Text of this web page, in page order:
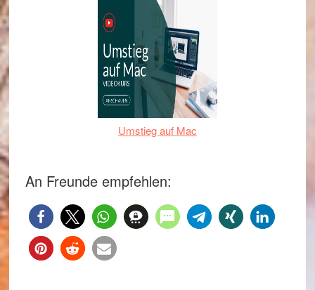
Umstieg auf Mac
An Freunde empfehlen: